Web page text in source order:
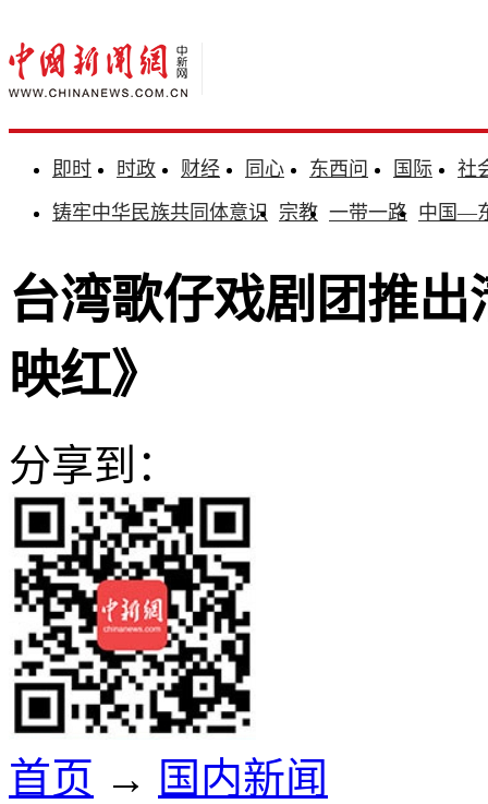
即时 时政 财经 同心 东西问 国际
社
铸牢中华民族共同体意识 宗教 一带一路 中国—
台湾歌仔戏剧团推
映红》
分享到：
首页 → 国内新闻